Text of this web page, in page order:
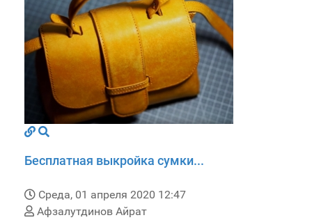
Бесплатная выкройка сумки...
Среда, 01 апреля 2020 12:47
Афзалутдинов Айрат